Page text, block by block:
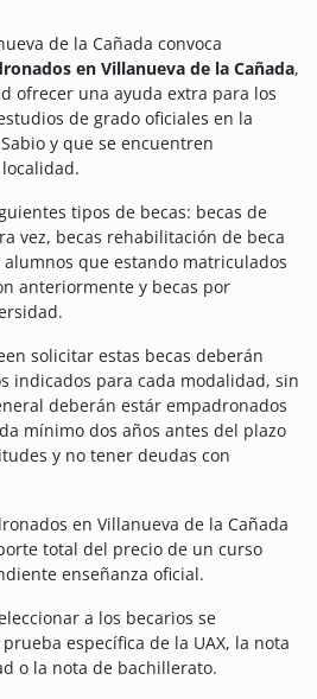
de la Cañada convoca
en Villanueva de la Cañada,
ofrecer una ayuda extra para los
de grado oficiales en la
y que se encuentren
tipos de becas: becas de
vez, becas rehabilitación de beca
que estando matriculados
anteriormente y becas por
solicitar estas becas deberán
indicados para cada modalidad, sin
deberán estár empadronados
mínimo dos años antes del plazo
y no tener deudas con
en Villanueva de la Cañada
total del precio de un curso
enseñanza oficial.
a los becarios se
específica de la UAX, la nota
o la nota de bachillerato.